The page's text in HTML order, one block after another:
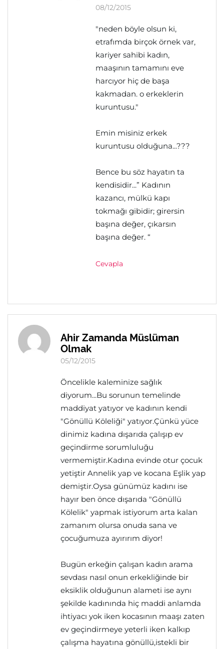
08/12/2015
"neden böyle olsun ki,
etrafımda birçok örnek var,
kariyer sahibi kadın,
maaşının tamamını eve
harcıyor hiç de başa
kakmadan. o erkeklerin
kuruntusu."
Emin misiniz erkek
kuruntusu olduğuna...???
Bence bu söz hayatın ta
kendisidir...” Kadının
kazancı, mülkü kapı
tokmağı gibidir; girersin
başına değer, çıkarsın
başına değer. “
Cevapla
Ahir Zamanda Müslüman
Olmak
05/12/2015
Öncelikle kaleminize sağlık
diyorum...Bu sorunun temelinde
maddiyat yatıyor ve kadının kendi
"Gönüllü Köleliği" yatıyor.Çünkü yüce
dinimiz kadına dışarıda çalışıp ev
geçindirme sorumluluğu
vermemiştir.Kadına evinde otur çocuk
yetiştir Annelik yap ve kocana Eşlik yap
demiştir.Oysa günümüz kadını ise
hayır ben önce dışarıda "Gönüllü
Kölelik" yapmak istiyorum arta kalan
zamanım olursa onuda sana ve
çocuğumuza ayırırım diyor!
Bugün erkeğin çalışan kadın arama
sevdası nasıl onun erkekliğinde bir
eksiklik olduğunun alameti ise aynı
şekilde kadınında hiç maddi anlamda
ihtiyacı yok iken kocasının maaşı zaten
ev geçindirmeye yeterli iken kalkıp
çalışma hayatına gönüllü,istekli bir